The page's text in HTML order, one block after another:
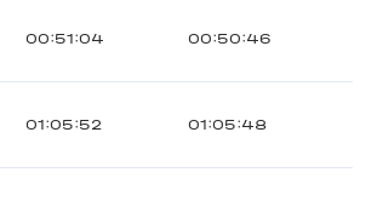
00:51:04 00:50:46
01:05:52 01:05:48